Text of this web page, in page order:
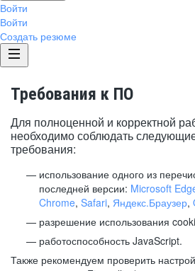
Войти
Войти
Создать резюме
Требования к ПО
Для полноценной и корректной
необходимо соблюдать
требования:
использование одного из
последней версии: Microsoft
Chrome, Safari, Яндекс.Браузер,
разрешение использования
работоспособность JavaScript.
Также рекомендуем проверить